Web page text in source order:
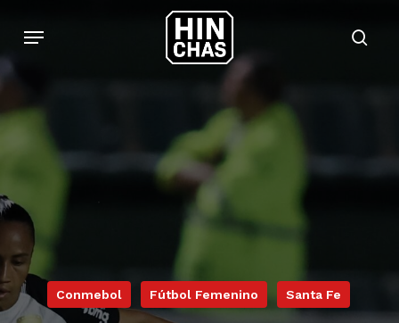
Menu
Conmebol Fútbol Femenino Santa Fe